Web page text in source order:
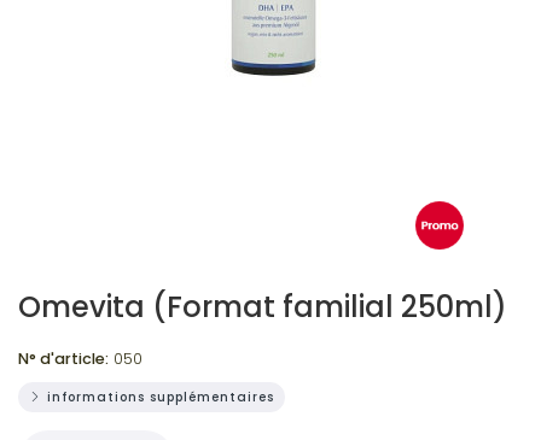
Omevita (Format familial 250ml)
N° d'article: 050
informations supplémentaires